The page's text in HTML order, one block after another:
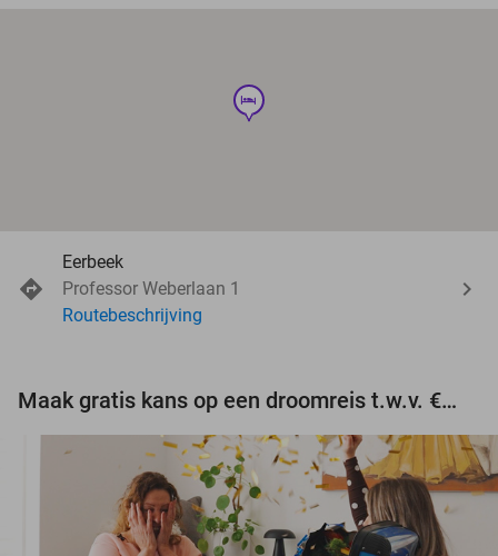
hotel
Eerbeek
Professor Weberlaan 1
Routebeschrijving
Maak gratis kans op een droomreis t.w.v. €3.000!